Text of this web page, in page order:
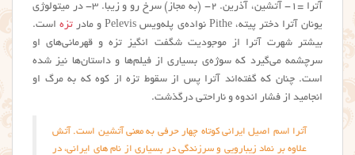
آترا =۱- آتشین، آذرین. ۲- (به مجاز) سرخ‌ رو و زیبا. ۳- در میتولوژی
یونان آترا دختر پیته، Pithe نواده‌ی پله‌ویس Pelevis و مادر
تزهاست.
بیشتر شهرت آترا از موجودیت شگفت انگیز تزه و قهرمانی‌های او
سرچشمه می‌گیرد که سوژه‌ی بسیاری از فیلم‌ها و داستان‌ها نیز شده
است. چنان که گفته‌اند آترا پس از سقوط تزه از کوه که به مرگ او
انجامید از فشار اندوه و ناراحتی درگذشت.
آترا اسم اصیل ایرانی کوتاه چهار حرفی به معنی آتشین است. آتش
علاوه بر نماد زیبارویی و سرزندگی در بسیاری از نام های ایرانی، در